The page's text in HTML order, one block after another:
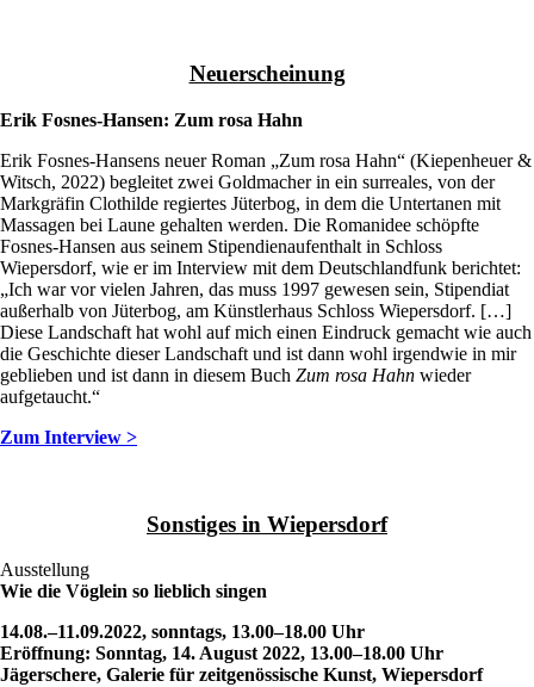
Neuerscheinung
Erik Fosnes-Hansen: Zum rosa Hahn
Erik Fosnes-Hansens neuer Roman „Zum rosa Hahn“ (Kiepenheuer &
Witsch, 2022) begleitet zwei Goldmacher in ein surreales, von der
Markgräfin Clothilde regiertes Jüterbog, in dem die Untertanen mit
Massagen bei Laune gehalten werden. Die Romanidee schöpfte
Fosnes-Hansen aus seinem Stipendienaufenthalt in Schloss
Wiepersdorf, wie er im Interview mit dem Deutschlandfunk berichtet:
„Ich war vor vielen Jahren, das muss 1997 gewesen sein, Stipendiat
außerhalb von Jüterbog, am Künstlerhaus Schloss Wiepersdorf. […]
Diese Landschaft hat wohl auf mich einen Eindruck gemacht wie auch
die Geschichte dieser Landschaft und ist dann wohl irgendwie in mir
geblieben und ist dann in diesem Buch Zum rosa Hahn wieder
aufgetaucht.“
Zum Interview >
Sonstiges in Wiepersdorf
Ausstellung
Wie die Vöglein so lieblich singen
14.08.–11.09.2022, sonntags, 13.00–18.00 Uhr
Eröffnung: Sonntag, 14. August 2022, 13.00–18.00 Uhr
Jägerschere, Galerie für zeitgenössische Kunst, Wiepersdorf